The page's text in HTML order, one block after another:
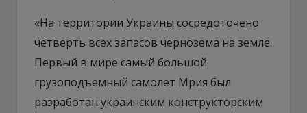
«На территории Украины сосредоточено
четверть всех запасов чернозема на земле.
Первый в мире самый большой
грузоподъемный самолет Мрия был
разработан украинским конструкторским